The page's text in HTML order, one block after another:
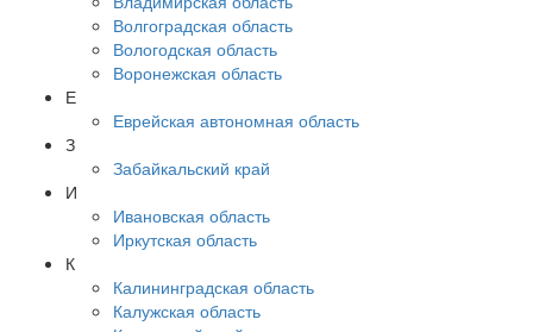
Волгоградская область
Вологодская область
Воронежская область
Е
Еврейская автономная область
З
Забайкальский край
И
Ивановская область
Иркутская область
К
Калининградская область
Калужская область